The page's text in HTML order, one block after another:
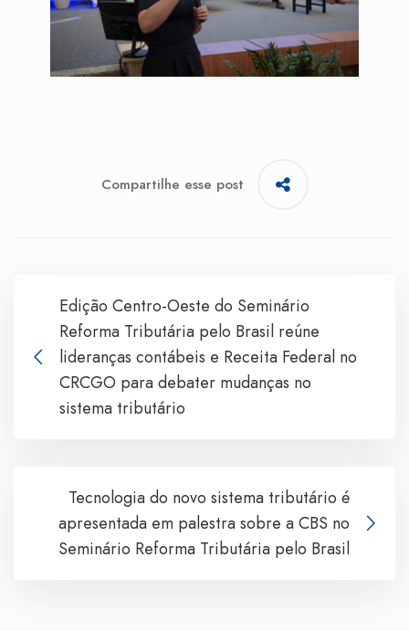
Compartilhe esse post
Edição Centro-Oeste do Seminário
Reforma Tributária pelo Brasil reúne
lideranças contábeis e Receita Federal no
CRCGO para debater mudanças no
sistema tributário
Tecnologia do novo sistema tributário é
apresentada em palestra sobre a CBS no
Seminário Reforma Tributária pelo Brasil